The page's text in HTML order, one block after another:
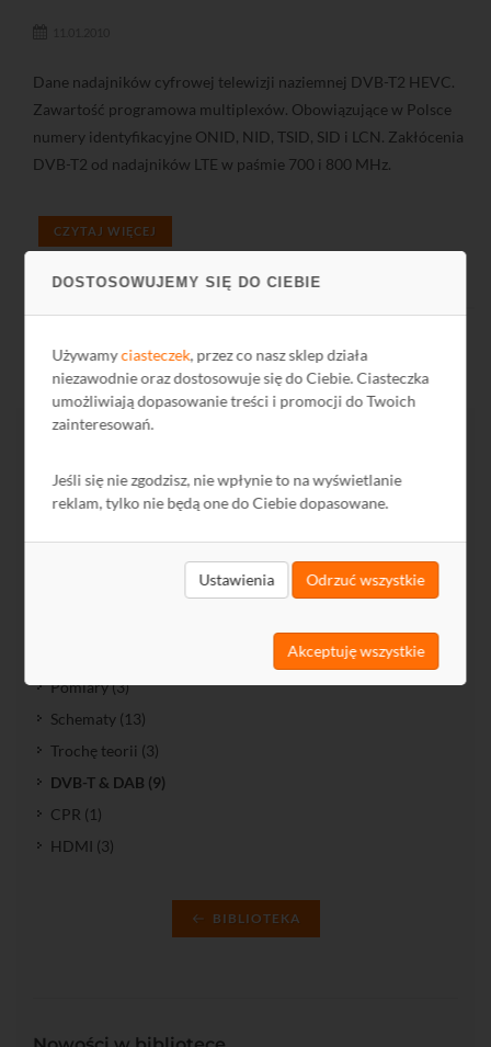
DOSTOSOWUJEMY SIĘ DO CIEBIE
Używamyciasteczek, przez co nasz sklep działa
niezawodnie oraz dostosowuje się do Ciebie. Ciasteczka
umożliwiają dopasowanie treści i promocji do Twoich
zainteresowań.
Jeśli się nie zgodzisz, nie wpłynie to na wyświetlanie
reklam, tylko nie będą one do Ciebie dopasowane.
Ustawienia Odrzuć wszystkie
Akceptuję wszystkie
Dane nadajników cyfrowej telewizji naziemnej DVB-T2 HEVC.
Zawartość programowa multiplexów. Obowiązujące w Polsce
numery identyfikacyjne ONID, NID, TSID, SID i LCN. Zakłócenia
DVB-T2 od nadajników LTE w paśmie 700 i 800 MHz.
CZYTAJ WIĘCEJ
Biblioteka działu
Instalacje domowe (4)
Instalacje zbiorcze (15)
Pomiary (3)
Schematy (13)
Trochę teorii (3)
DVB-T & DAB (9)
CPR (1)
HDMI (3)
BIBLIOTEKA